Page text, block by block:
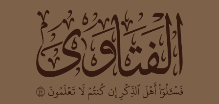
العالم
بن باز
بن العثيمين
طريقة البحث
ذكي